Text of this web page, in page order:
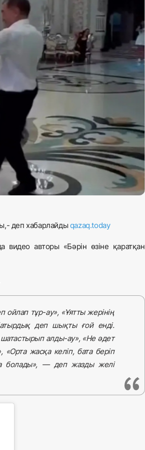
деп хабарлайды qazaq.today
видео авторы «Бәрін өзіне қаратқан
ойлап тұр-ау», «Ұятты жерінің
деп шықты ғой енді.
алды-ау», «Не әдет
жасқа келіп, бата беріп
болады», — деп жазды желі